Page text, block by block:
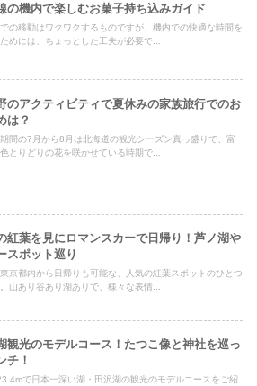
の機内で楽しむお菓子持ち込みガイド
の移動はワクワクするものですが、機内での快適な時間を
めには、ちょっとした工夫が必要で...
のアクティビティで夏休みの家族旅行でのお
は？
間の7月から8月は北海道の観光シーズン真っ盛りで、富
とりどりの花を咲かせている時期で...
紅葉を見にロマンスカーで日帰り！芦ノ湖や
スポット巡り
京都内から日帰りも可能な、人気の紅葉スポットのひとつ
山あり谷あり湖ありで、様々な表情...
観光のモデルコース！たつこ像と神社を巡っ
チ！
で日本一深い湖・田沢湖の観光のモデルコースをご紹